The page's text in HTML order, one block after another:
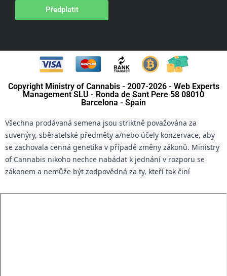
Předplatit
Copyright Ministry of Cannabis - 2007-2026 - Web Experts
Management SLU - Ronda de Sant Pere 58 08010
Barcelona - Spain
Všechna prodávaná semena jsou striktně považována za
suvenýry, sběratelské předměty a/nebo účely konzervace, aby
se zachovala cenná genetika v případě změny zákonů. Ministry
of Cannabis nikoho nechce nabádat k jednání v rozporu se
zákonem a nemůže být zodpovědná za ty, kteří tak činí